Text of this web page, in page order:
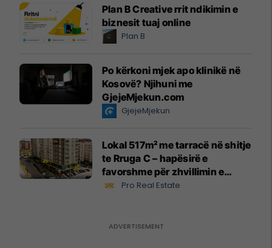
Plan B Creative rrit ndikimin e
biznesit tuaj online
Plan B
Po kërkoni mjek apo klinikë në
Kosovë? Njihuni me
GjejeMjekun.com
GjejeMjekun
Lokal 517m² me tarracë në shitje
te Rruga C – hapësirë e
favorshme për zhvillimin e
biznesit #15796
Pro Real Estate